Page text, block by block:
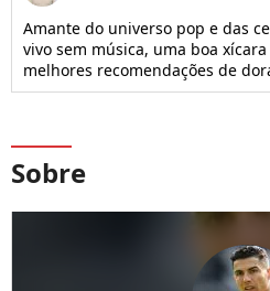
Amante do universo pop e das
vivo sem música, uma boa
melhores recomendações de
Sobre